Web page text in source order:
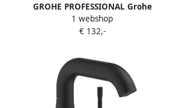
GROHE PROFESSIONAL Grohe
Eurosmart wastafelmengkraan hoog
gladde body L-size chroom 23970003
1 webshop
€ 132,-